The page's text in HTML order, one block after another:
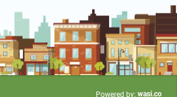
Powered by: wasi.co